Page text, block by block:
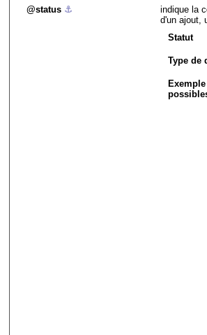
status ⚓︎
indique la
d'un ajout,
Statut
Type de